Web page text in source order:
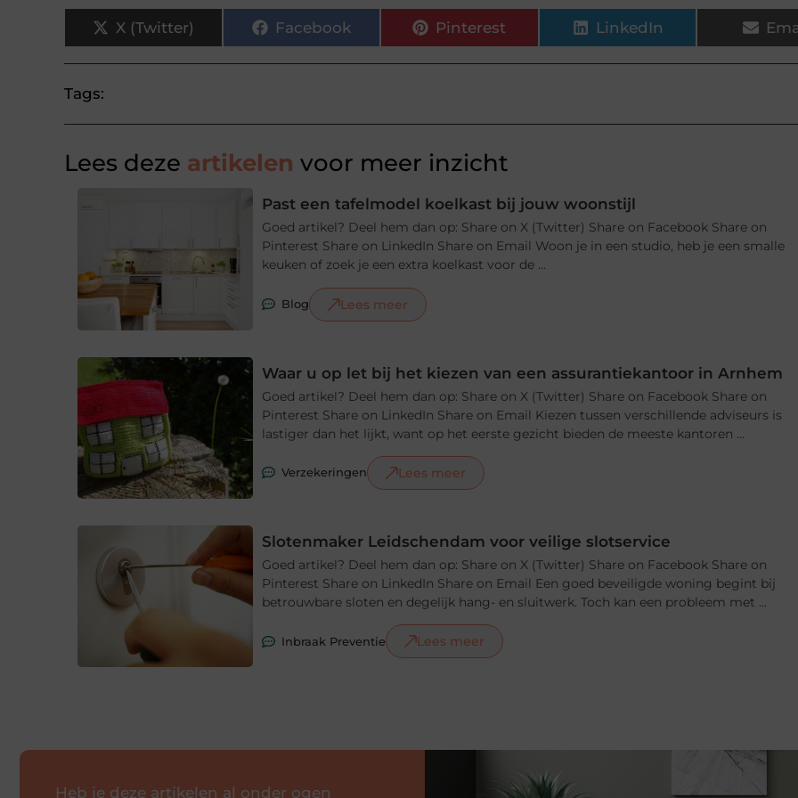
X (Twitter) Facebook Pinterest LinkedIn
Tags:
Lees deze artikelen voor meer inzicht
Past een tafelmodel koelkast bij jouw woonstijl
Goed artikel? Deel hem dan op: Share on X (Twitter) Share on Facebook Share on
Pinterest Share on LinkedIn Share on Email Woon je in een studio, heb je een smalle
keuken of zoek je een extra koelkast voor de ...
Blog Lees meer
Waar u op let bij het kiezen van een assurantiekantoor in Arnhem
Goed artikel? Deel hem dan op: Share on X (Twitter) Share on Facebook Share on
Pinterest Share on LinkedIn Share on Email Kiezen tussen verschillende adviseurs is
lastiger dan het lijkt, want op het eerste gezicht bieden de meeste kantoren ...
Verzekeringen Lees meer
Slotenmaker Leidschendam voor veilige slotservice
Goed artikel? Deel hem dan op: Share on X (Twitter) Share on Facebook Share on
Pinterest Share on LinkedIn Share on Email Een goed beveiligde woning begint bij
betrouwbare sloten en degelijk hang- en sluitwerk. Toch kan een probleem met ...
Inbraak Preventie Lees meer
Heb je deze artikelen al onder ogen